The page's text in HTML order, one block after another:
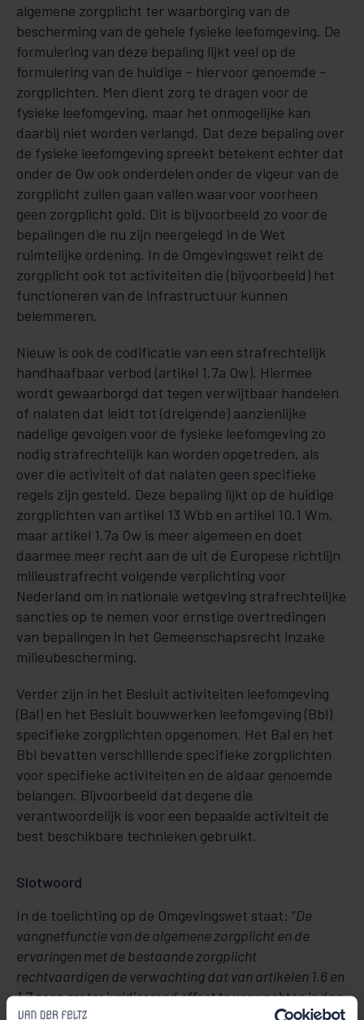
algemene zorgplicht ter waarborging van de
bescherming van de gehele fysieke leefomgeving. De
formulering van deze bepaling lijkt veel op de
formulering van de huidige – hiervoor genoemde –
zorgplichten. Men dient zorg te dragen voor de
fysieke leefomgeving, maar het onmogelijke kan
daarbij niet worden verlangd. Dat deze bepaling over
de fysieke leefomgeving spreekt betekent echter dat
onder de Ow ook onderdelen onder de vigeur van de
zorgplicht zullen gaan vallen waarvoor voorheen
geen zorgplicht gold. Dit is bijvoorbeeld zo voor de
bepalingen die nu zijn neergelegd in de Wet
ruimtelijke ordening. In de Omgevingswet reikt de
zorgplicht ook tot activiteiten die (bijvoorbeeld) het
functioneren van de infrastructuur kunnen
belemmeren.
Nieuw is ook de codificatie van een strafrechtelijk
handhaafbaar verbod (artikel 1.7a Ow). Hiermee
wordt gewaarborgd dat tegen verwijtbaar handelen
of nalaten dat leidt tot (dreigende) aanzienlijke
nadelige gevolgen voor de fysieke leefomgeving zo
nodig strafrechtelijk kan worden opgetreden, als
over die activiteit of dat nalaten geen specifieke
regels zijn gesteld. Deze bepaling lijkt op de huidige
zorgplichten van artikel 13 Wbb en artikel 10.1 Wm,
maar artikel 1.7a Ow is meer algemeen en doet
daarmee meer recht aan de uit de Europese richtlijn
milieustrafrecht volgende verplichting voor
Nederland om in nationale wetgeving strafrechtelijke
sancties op te nemen voor ernstige overtredingen
van bepalingen in het Gemeenschapsrecht inzake
milieubescherming.
Verder zijn in het Besluit activiteiten leefomgeving
(Bal) en het Besluit bouwwerken leefomgeving (Bbl)
specifieke zorgplichten opgenomen. Het Bal en het
Bbl bevatten verschillende specifieke zorgplichten
voor specifieke activiteiten en de aldaar genoemde
belangen. Bijvoorbeeld dat degene die
verantwoordelijk is voor een bepaalde activiteit de
best beschikbare technieken gebruikt.
Slotwoord
In de toelichting op de Omgevingswet staat: “De
vangnetfunctie van de algemene zorgplicht en de
ervaringen met de bestaande zorgplicht
rechtvaardigen de verwachting dat van artikelen 1.6 en
1.7 geen groter juridiserend effect te verwachten is dan